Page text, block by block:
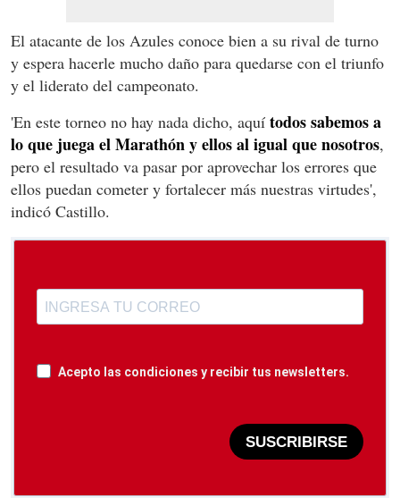
El atacante de los Azules conoce bien a su rival de turno
y espera hacerle mucho daño para quedarse con el triunfo
y el liderato del campeonato.
'En este torneo no hay nada dicho, aquí todos sabemos a
lo que juega el Marathón y ellos al igual que nosotros,
pero el resultado va pasar por aprovechar los errores que
ellos puedan cometer y fortalecer más nuestras virtudes',
indicó Castillo.
Acepto las condiciones y recibir tus newsletters.
SUSCRIBIRSE